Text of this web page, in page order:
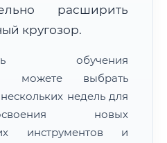
увеличения и просмотра
расширить
кругозор.
обучения
можете выбрать
недель для
новых
инструментов и